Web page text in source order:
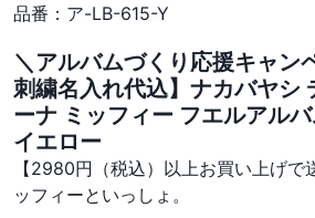
品番： ア-LB-615-Y
＼アルバムづくり応援キャ
刺繍名入れ代込】ナカバヤシ
ーナ ミッフィー フエルアル
イエロー
【2980円（税込）以上お買い上げで
ッフィーといっしょ。